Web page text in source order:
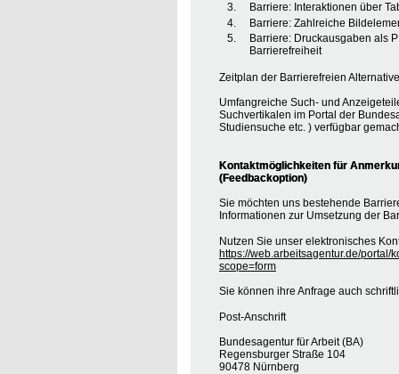
Barriere: Interaktionen über
Barriere: Zahlreiche
Barriere: Druckausgaben als
Barrierefreiheit
Zeitplan der Barrierefreien
Umfangreiche Such- und
Suchvertikalen im Portal der
Studiensuche etc. ) verfügbar
Kontaktmöglichkeiten für
(Feedbackoption)
Sie möchten uns bestehende
Informationen zur Umsetzung der
Nutzen Sie unser elektronisches
https://web.arbeitsagentur.de/portal/
scope=form
Sie können ihre Anfrage auch
Post-Anschrift
Bundesagentur für Arbeit (BA)
Regensburger Straße 104
90478 Nürnberg